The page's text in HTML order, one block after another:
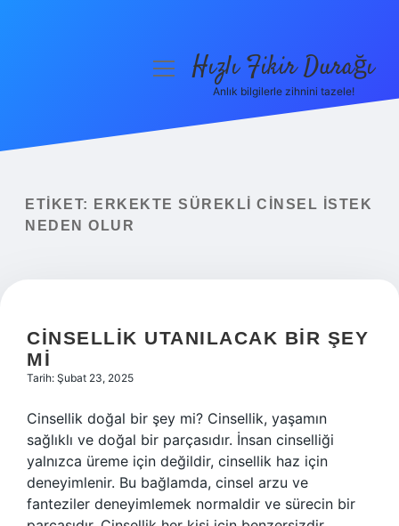
Yasal Uyarı
menüyüHızlı Fikir Durağı
Anlık bilgilerle zihnini tazele!
ETIKET:
ERKEKTE SÜREKLI CINSEL ISTEK
NEDEN OLUR
CINSELLIK UTANILACAK BIR ŞEY
MI
Tarih: Şubat 23, 2025
Cinsellik doğal bir şey mi? Cinsellik, yaşamın
sağlıklı ve doğal bir parçasıdır. İnsan cinselliği
yalnızca üreme için değildir, cinsellik haz için
deneyimlenir. Bu bağlamda, cinsel arzu ve
fanteziler deneyimlemek normaldir ve sürecin bir